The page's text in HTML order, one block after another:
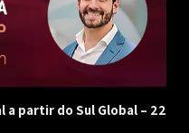
partir do Sul Global – 22